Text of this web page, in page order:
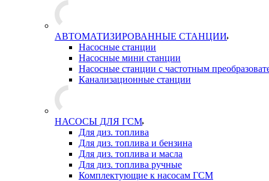
АВТОМАТИЗИРОВАННЫЕ СТАНЦИИ
Насосные станции
Насосные мини станции
Насосные станции с частотным
Канализационные станции
НАСОСЫ ДЛЯ ГСМ
Для диз. топлива
Для диз. топлива и бензина
Для диз. топлива и масла
Для диз. топлива ручные
Комплектующие к насосам ГСМ